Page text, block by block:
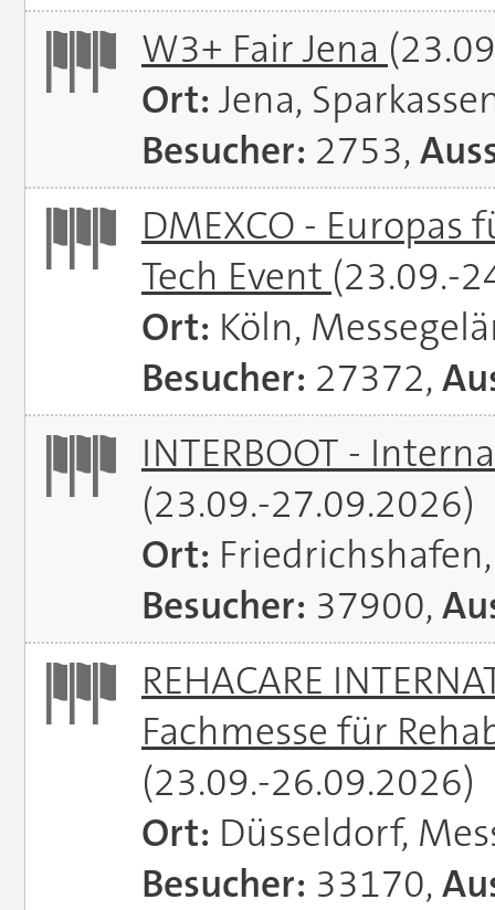
W3+ Fair Jena
Ort: Jena,
Besucher: 2753,
DMEXCO -
Tech Event (23.09.-
Ort: Köln,
Besucher: 27372,
INTERBOOT -
(23.09.-27.09.2026)
Ort:
Besucher: 37900,
REHACARE
Fachmesse für
(23.09.-26.09.2026)
Ort: Düsseldorf,
Besucher: 33170,